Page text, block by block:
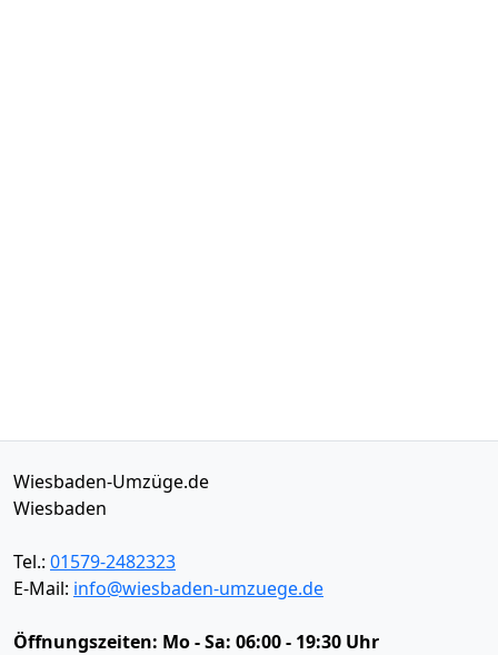
Wiesbaden-Umzüge.de
Wiesbaden
Tel.: 01579-2482323
E-Mail: info@wiesbaden-umzuege.de
Öffnungszeiten: Mo - Sa: 06:00 - 19:30 Uhr